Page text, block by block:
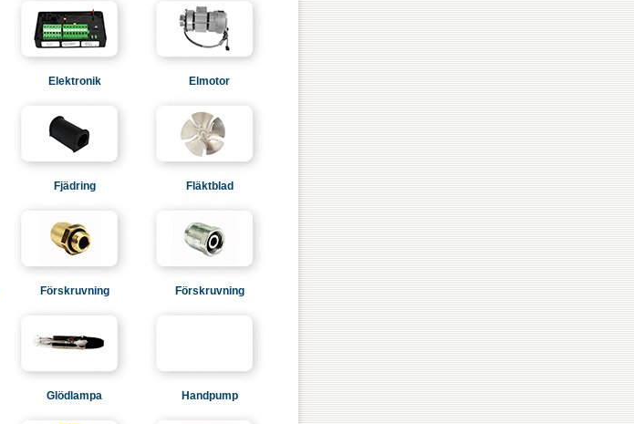
Elektronik Elmotor
Fjädring Fläktblad
Förskruvning Förskruvning
Glödlampa Handpump